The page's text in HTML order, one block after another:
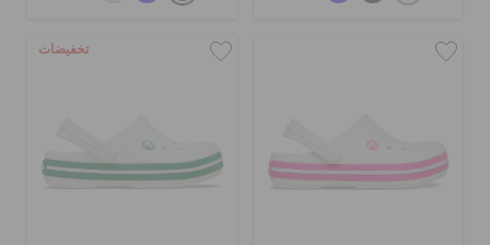
تخفيضات